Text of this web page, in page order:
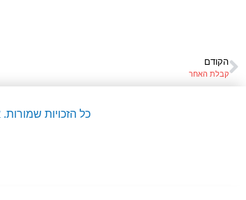
הקודם
קבלת האחר
כל הזכויות